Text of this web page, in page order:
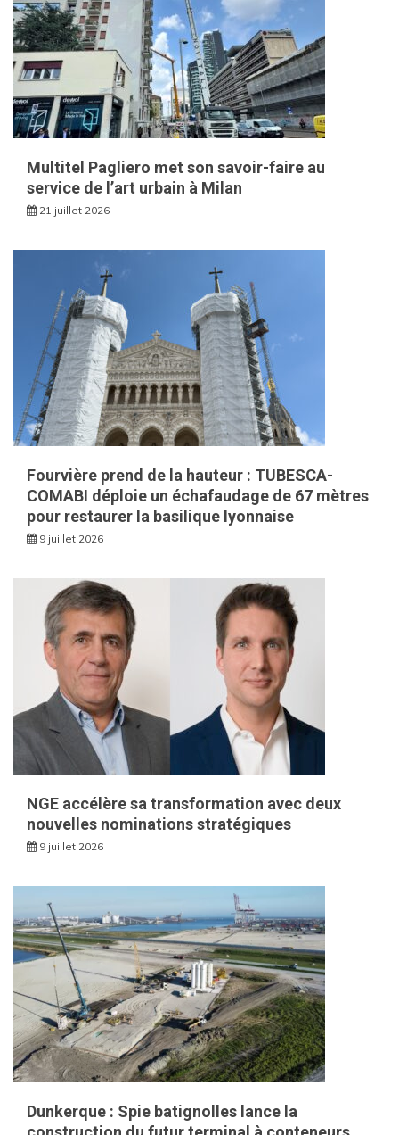
Multitel Pagliero met son savoir-faire au
service de l’art urbain à Milan
21 juillet 2026
Fourvière prend de la hauteur : TUBESCA-
COMABI déploie un échafaudage de 67 mètres
pour restaurer la basilique lyonnaise
9 juillet 2026
NGE accélère sa transformation avec deux
nouvelles nominations stratégiques
9 juillet 2026
Dunkerque : Spie batignolles lance la